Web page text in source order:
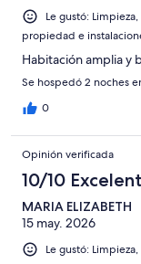
Le gustó:
propiedad e
Habitación amplia y
Se hospedó 2 noches
0
Opinión verificada
10/10
MARIA ELIZABETH
15 may. 2026
Le gustó: